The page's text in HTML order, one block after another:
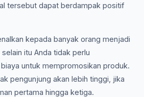
tersebut dapat berdampak positif
kepada banyak orang menjadi
itu Anda tidak perlu
untuk mempromosikan produk.
pengunjung akan lebih tinggi, jika
pertama hingga ketiga.